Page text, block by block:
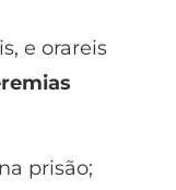
e orareis
prisão;